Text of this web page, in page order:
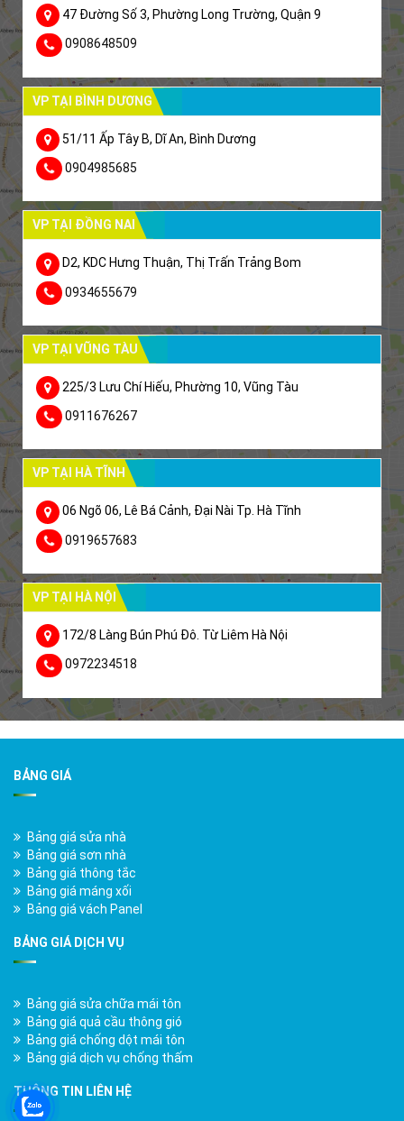
47 Đường Số 3, Phường Long Trường, Quận 9
0908648509
VP TẠI BÌNH DƯƠNG
51/11 Ấp Tây B, Dĩ An, Bình Dương
0904985685
VP TẠI ĐỒNG NAI
D2, KDC Hưng Thuận, Thị Trấn Trảng Bom
0934655679
VP TẠI VŨNG TÀU
225/3 Lưu Chí Hiếu, Phường 10, Vũng Tàu
0911676267
VP TẠI HÀ TĨNH
06 Ngõ 06, Lê Bá Cảnh, Đại Nài Tp. Hà Tĩnh
0919657683
VP TẠI HÀ NỘI
172/8 Làng Bún Phú Đô. Từ Liêm Hà Nội
0972234518
BẢNG GIÁ
Bảng giá sửa nhà
Bảng giá sơn nhà
Bảng giá thông tắc
Bảng giá máng xối
Bảng giá vách Panel
BẢNG GIÁ DỊCH VỤ
Bảng giá sửa chữa mái tôn
Bảng giá quả cầu thông gió
Bảng giá chống dột mái tôn
Bảng giá dịch vụ chống thấm
THÔNG TIN LIÊN HỆ